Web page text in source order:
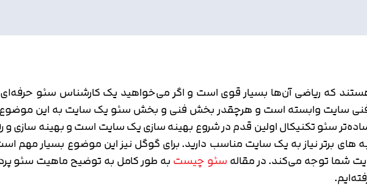
که ریاضی آن‌ها بسیار قوی است و اگر می‌خواهید یک کارشناس سئو
فنی سایت وابسته است و هرچقدر بخش فنی و بخش سئو یک سایت به این
سئو تکنیکال اولین قدم در شروع بهینه سازی یک سایت است و بهینه سازی و
رتبه های برتر نیاز به یک سایت مناسب دارید. برای گوگل نیز این موضوع بسیار
شما توجه می‌کند. در مقالهسئو چیستبه طور کامل به توضیح ماهیت سئو